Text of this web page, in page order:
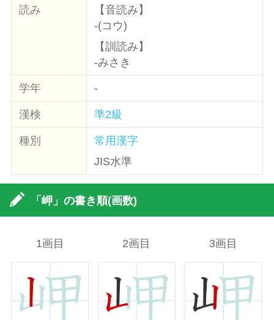
読み
【音読み】
-(コウ)
【訓読み】
-みさき
学年 -
漢検 準2級
種別
常用漢字
JIS水準
「岬」の書き順(画数)
1画目 2画目 3画目